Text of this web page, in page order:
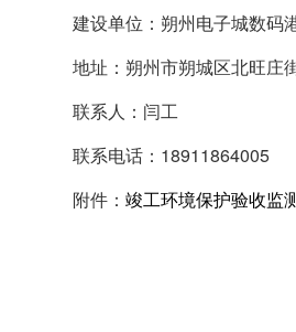
建设单位：朔州电子城数码
地址：朔州市朔城区北旺庄
联系人：闫工
联系电话：18911864005
附件： 竣工环境保护验收监